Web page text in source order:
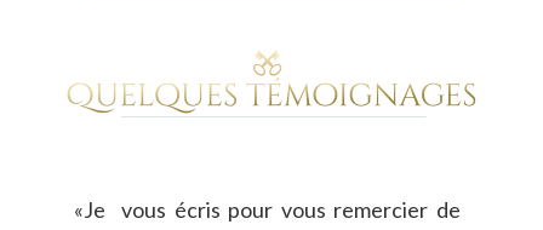
«Je vous écris pour vous remercier de